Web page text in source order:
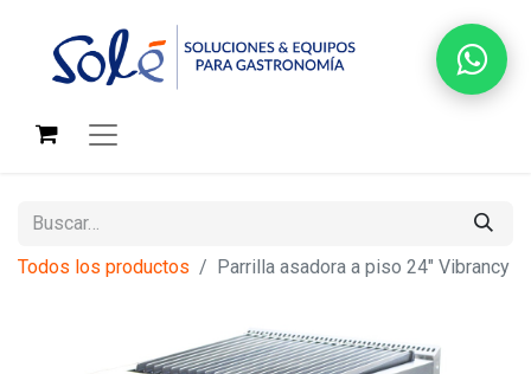
Todos los productos Parrilla asadora a piso 24" Vibrancy